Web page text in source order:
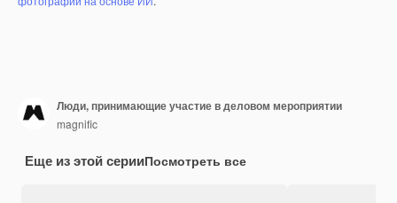
Люди, принимающие участие в деловом мероприятии
magnific
Еще из этой серииПосмотреть все